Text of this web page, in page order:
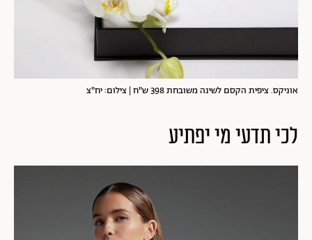
אוניקס. ציפית הקסם לשינה משובחת 398 ש"ח | צילום: יח"צ
לכי תדעי מי יפתיע